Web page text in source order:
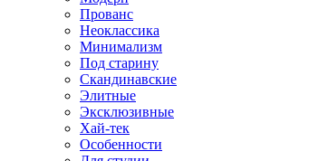
Прованс
Неоклассика
Минимализм
Под старину
Скандинавские
Элитные
Эксклюзивные
Хай-тек
Особенности